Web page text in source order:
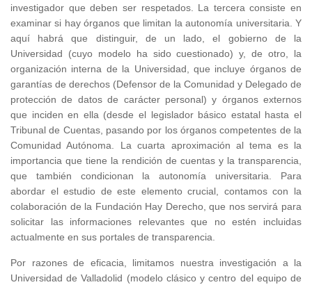
investigador que deben ser respetados. La tercera consiste en
examinar si hay órganos que limitan la autonomía universitaria. Y
aquí habrá que distinguir, de un lado, el gobierno de la
Universidad (cuyo modelo ha sido cuestionado) y, de otro, la
organización interna de la Universidad, que incluye órganos de
garantías de derechos (Defensor de la Comunidad y Delegado de
protección de datos de carácter personal) y órganos externos
que inciden en ella (desde el legislador básico estatal hasta el
Tribunal de Cuentas, pasando por los órganos competentes de la
Comunidad Autónoma. La cuarta aproximación al tema es la
importancia que tiene la rendición de cuentas y la transparencia,
que también condicionan la autonomía universitaria. Para
abordar el estudio de este elemento crucial, contamos con la
colaboración de la Fundación Hay Derecho, que nos servirá para
solicitar las informaciones relevantes que no estén incluidas
actualmente en sus portales de transparencia.
Por razones de eficacia, limitamos nuestra investigación a la
Universidad de Valladolid (modelo clásico y centro del equipo de